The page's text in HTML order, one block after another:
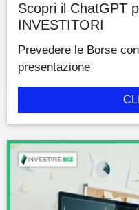
Scopri il ChatGPT
INVESTITORI
Prevedere le Borse
presentazione